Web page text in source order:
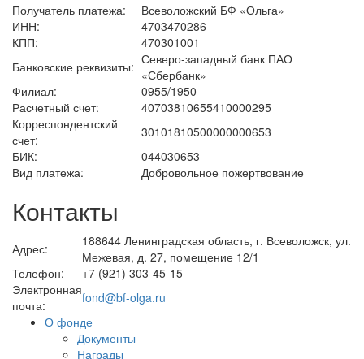
Получатель платежа:
Всеволожский БФ «Ольга»
ИНН:
4703470286
КПП:
470301001
Банковские реквизиты: Северо-западный банк ПАО
«Сбербанк»
Филиал:
0955/1950
Расчетный счет:
40703810655410000295
Корреспондентский
счет:
30101810500000000653
БИК:
044030653
Вид платежа:
Добровольное пожертвование
Контакты
Адрес:
188644 Ленинградская область, г. Всеволожск, ул.
Межевая, д. 27, помещение 12/1
Телефон:
+7 (921) 303-45-15
Электронная
почта:
fond@bf-olga.ru
О фонде
Документы
Награды